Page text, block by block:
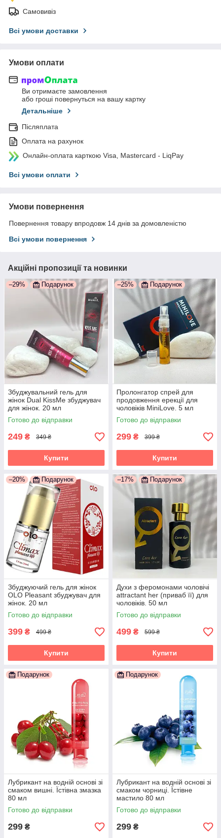
Самовивіз
Всі умови доставки
Умови оплати
Ви отримаєте замовлення
або гроші повернуться на вашу картку
Детальніше
Післяплата
Оплата на рахунок
Онлайн-оплата карткою Visa, Mastercard - LiqPay
Всі умови оплати
Умови повернення
Повернення товару впродовж 14 днів за домовленістю
Всі умови повернення
Акційні пропозиції та новинки
–29% Подарунок
Збуджувальний гель для
жінок Dual KissMe збуджувач
для жінок. 20 мл
Готово до відправки
249 ₴ 349 ₴
Купити
–25% Подарунок
Пролонгатор спрей для
продовження ерекції для
чоловіків MiniLove. 5 мл
Готово до відправки
299 ₴ 399 ₴
Купити
–20% Подарунок
Збуджуючий гель для жінок
OLO Pleasant збуджувач для
жінок. 20 мл
Готово до відправки
399 ₴ 499 ₴
Купити
–17% Подарунок
Духи з феромонами чоловічі
attractant her (приваб її) для
чоловіків. 50 мл
Готово до відправки
499 ₴ 599 ₴
Купити
Подарунок
Лубрикант на водній основі зі
смаком вишні. Їстівна змазка
80 мл
Готово до відправки
299 ₴
Подарунок
Лубрикант на водній основі зі
смаком чорниці. Їстівне
мастило 80 мл
Готово до відправки
299 ₴